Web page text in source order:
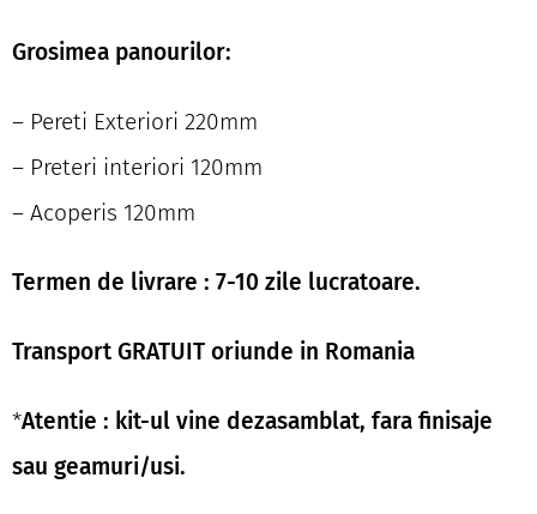
Grosimea panourilor:
– Pereti Exteriori 220mm
– Preteri interiori 120mm
– Acoperis 120mm
Termen de livrare : 7-10 zile lucratoare.
Transport GRATUIT oriunde in Romania
*Atentie : kit-ul vine dezasamblat, fara finisaje
sau geamuri/usi.